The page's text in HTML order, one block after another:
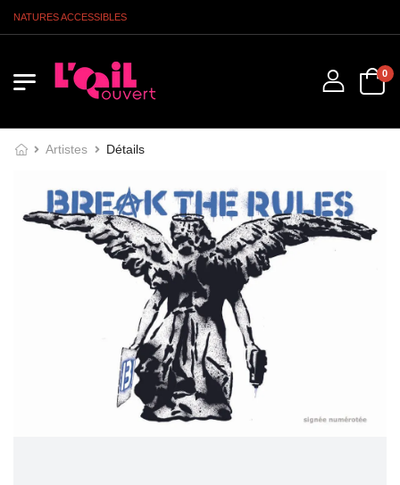
ACCESSIBLES
0
Artistes Détails